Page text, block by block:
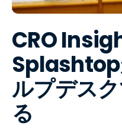
CRO
Splashtop
ルプデス
る